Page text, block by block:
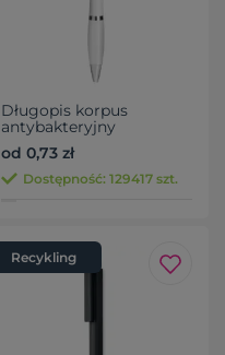
Długopis korpus
antybakteryjny
od 0,73 zł
Dostępność: 129417 szt.
Recykling